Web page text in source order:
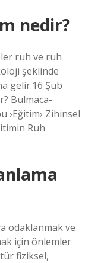
nedir?
ruh ve ruh
şeklinde
gelir.16 Şub
Bulmaca-
›Eğitim› Zihinsel
Ruh
odaklanmak ve
için önlemler
fiziksel,